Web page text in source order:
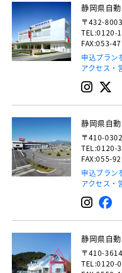
静岡県自
〒432-8003
TEL:0120-
FAX:053-
申込プラン
アクセス・
静岡県自
〒410-0302
TEL:0120-
FAX:055-
申込プラン
アクセス・
静岡県自
〒410-3614
TEL:0120-